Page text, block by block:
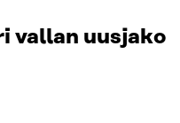
vallan uusjako